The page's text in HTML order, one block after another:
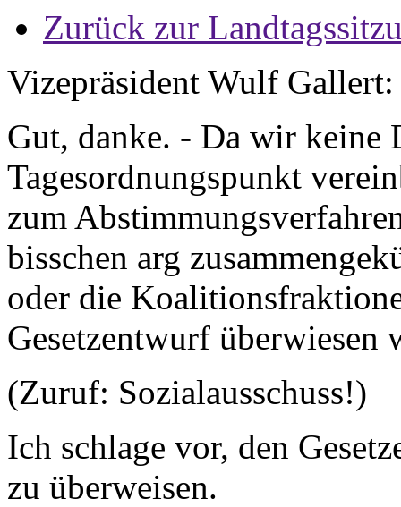
Zurück zur
Vizepräsident Wulf Gallert:
Gut, danke. - Da wir keine
Tagesordnungspunkt
zum
bisschen arg
oder die
Gesetzentwurf überwiesen
(Zuruf: Sozialausschuss!)
Ich schlage vor, den
zu überweisen.